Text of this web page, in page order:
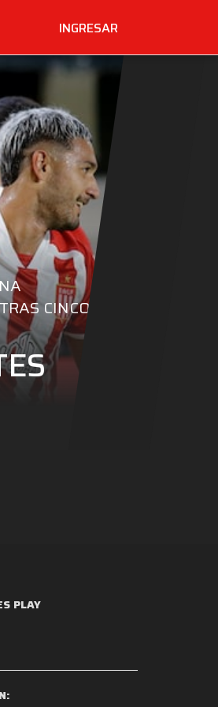
INGRESAR
CINCO
PLAY